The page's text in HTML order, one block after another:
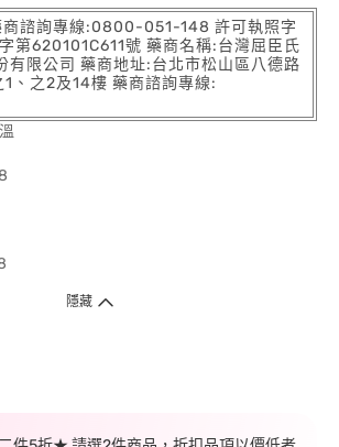
商諮詢專線:0800-051-148 許可執照字
第620101C611號 藥商名稱:台灣屈臣氏
有限公司 藥商地址:台北市松山區八德路
1、之2及14樓 藥商諮詢專線:
隱藏